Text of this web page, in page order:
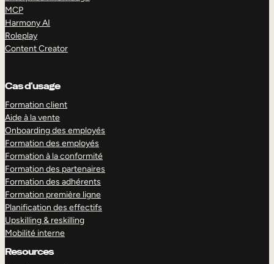
MCP
Harmony AI
Roleplay
Content Creator
Cas d’usage
Formation client
Aide à la vente
Onboarding des employés
Formation des employés
Formation à la conformité
Formation des partenaires
Formation des adhérents
Formation première ligne
Planification des effectifs
Upskilling & reskilling
Mobilité interne
Resources